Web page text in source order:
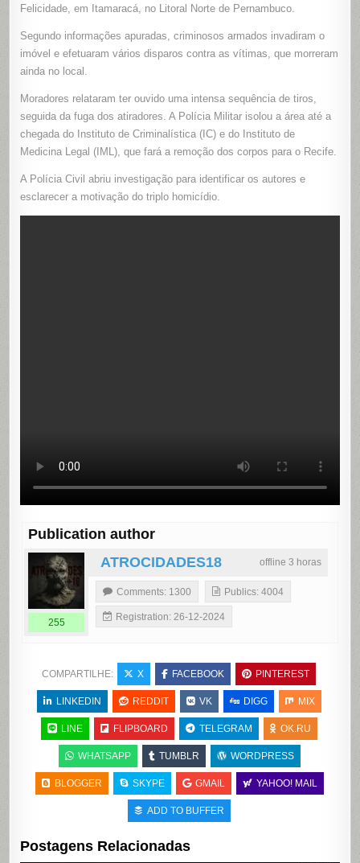
CASA
Felicidade, em Itamaracá, no Litoral Norte de Pernambuco.
Segundo informações apuradas, criminosos armados invadiram o
imóvel e efetuaram vários disparos contra as vítimas, que morreram
ainda no local.
Moradores relataram ter ouvido uma intensa sequência de tiros,
seguida da fuga dos atiradores. A Polícia Militar isolou a área até a
chegada do Instituto de Criminalística (IC) e do Instituto de
Medicina Legal (IML), que fará a remoção dos corpos para o Recife.
A Polícia Civil abriu investigação para identificar os autores e
esclarecer a motivação do triplo homicídio.
Publication author
offline 3 horas
ATROCIDADES18
255
Comments: 1300 Publics: 4004
Registration: 26-12-2024
COMPARTILHE: X FACEBOOK PINTEREST
LINKEDIN REDDIT VK DIGG MIX
LINE FLIPBOARD TELEGRAM OK.RU
WHATSAPP TUMBLR WORDPRESS
BLOGGER SKYPE GMAIL YAHOO! MAIL
ADD TO BUFFER
Postagens Relacionadas